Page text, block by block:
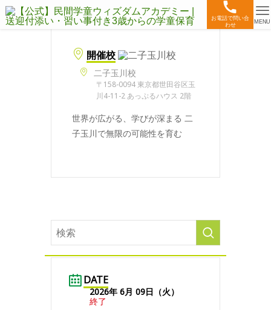
お電話で問い合
わせ
MENU
開催校
二子玉川校
〒158-0094 東京都世田谷区玉
川4-11-2 あっぷるハウス 2階
世界が広がる、学びが深まる 二
子玉川で無限の可能性を育む
DATE
2026年 6月 09日（火）
終了